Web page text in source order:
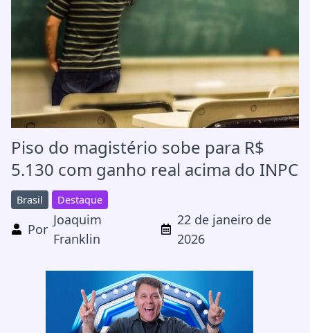
Piso do magistério sobe para R$
5.130 com ganho real acima do INPC
Brasil Destaque
Por
Joaquim
Franklin
22 de janeiro de
2026